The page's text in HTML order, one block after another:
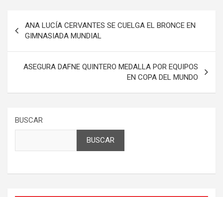
Navegación
de
entradas
ANA LUCÍA CERVANTES SE CUELGA EL BRONCE EN
GIMNASIADA MUNDIAL
ASEGURA DAFNE QUINTERO MEDALLA POR EQUIPOS
EN COPA DEL MUNDO
BUSCAR
BUSCAR